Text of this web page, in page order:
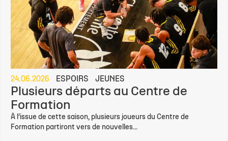
24.06.2026 ESPOIRS JEUNES
Plusieurs départs au Centre de
Formation
À l’issue de cette saison, plusieurs joueurs du Centre de
Formation partiront vers de nouvelles...